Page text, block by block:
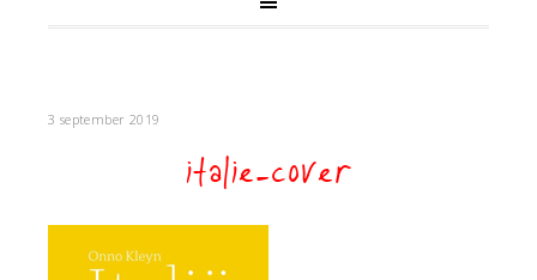
3 september 2019
italie-cover